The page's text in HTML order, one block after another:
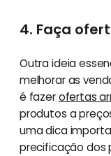
4. Faça
Outra ideia
melhorar as
é fazerofertas
produtos a
uma dica
precificação dos